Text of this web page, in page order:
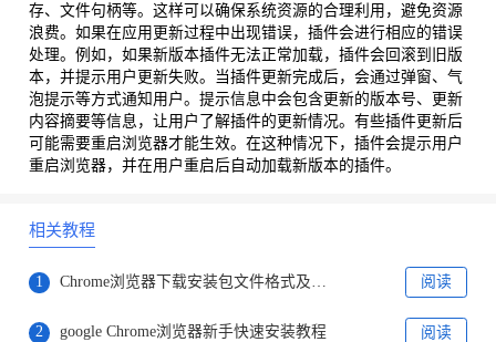
存、文件句柄等。这样可以确保系统资源的合理利用，避免资源
浪费。如果在应用更新过程中出现错误，插件会进行相应的错误
处理。例如，如果新版本插件无法正常加载，插件会回滚到旧版
本，并提示用户更新失败。当插件更新完成后，会通过弹窗、气
泡提示等方式通知用户。提示信息中会包含更新的版本号、更新
内容摘要等信息，让用户了解插件的更新情况。有些插件更新后
可能需要重启浏览器才能生效。在这种情况下，插件会提示用户
重启浏览器，并在用户重启后自动加载新版本的插件。
相关教程
1 阅读
2 google Chrome浏览器新手快速安装教程 阅读